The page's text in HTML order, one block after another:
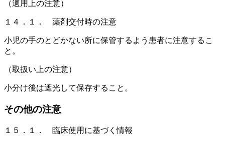
（適用上の注意）
１４．１． 薬剤交付時の注意
小児の手のとどかない所に保管するよう患者に注意するこ
と。
（取扱い上の注意）
小分け後は遮光して保存すること。
その他の注意
１５．１． 臨床使用に基づく情報